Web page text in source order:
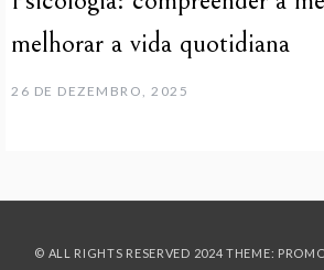
melhorar a vida quotidiana
26 DE DEZEMBRO, 2025
© ALL RIGHTS RESERVED 2024 THEME: